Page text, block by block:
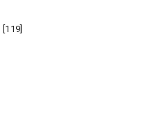
[119]